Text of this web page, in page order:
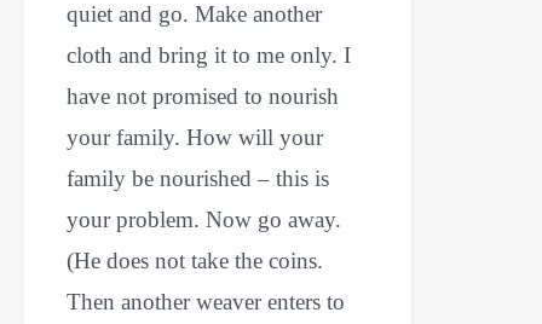
quiet and go. Make another
cloth and bring it to me only. I
have not promised to nourish
your family. How will your
family be nourished – this is
your problem. Now go away.
(He does not take the coins.
Then another weaver enters to